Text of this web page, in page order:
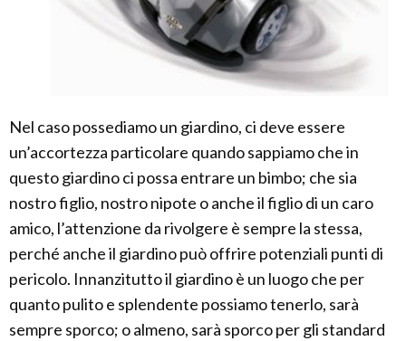
Nel caso possediamo un giardino, ci deve essere
un’accortezza particolare quando sappiamo che in
questo giardino ci possa entrare un bimbo; che sia
nostro figlio, nostro nipote o anche il figlio di un caro
amico, l’attenzione da rivolgere è sempre la stessa,
perché anche il giardino può offrire potenziali punti di
pericolo. Innanzitutto il giardino è un luogo che per
quanto pulito e splendente possiamo tenerlo, sarà
sempre sporco; o almeno, sarà sporco per gli standard